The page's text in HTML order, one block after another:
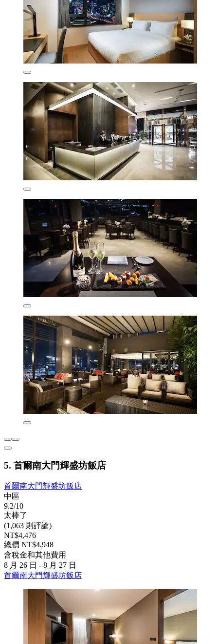
5. 首爾南大門輝盛坊飯店
首爾南大門輝盛坊飯店
中區
9.2/10
太棒了
(1,063 則評論)
NT$4,476
總價 NT$4,948
含稅金和其他費用
8 月 26 日 - 8 月 27 日
首爾南大門輝盛坊飯店